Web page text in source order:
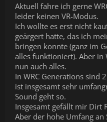
Aktuell fahre ich gerne
leider keinen VR-Modus.
Ich wollte es erst nicht
geärgert hatte, das ich
bringen konnte (ganz im
alles funktioniert). Aber in
nun auch alles.
In WRC Generations sind
ist insgesamt sehr
Sound geht so.
Insgesamt gefällt mir Dirt
Aber der hohe Umfang an